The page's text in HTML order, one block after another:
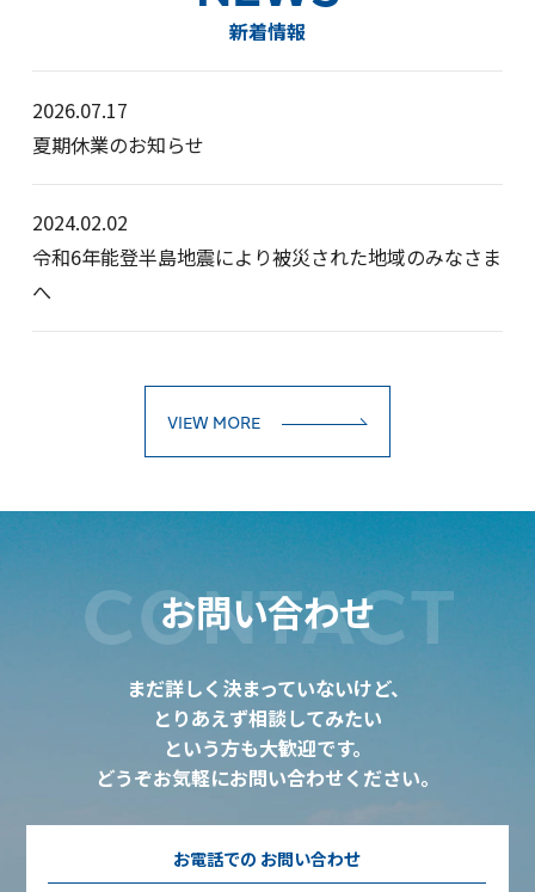
新着情報
2026.07.17
夏期休業のお知らせ
2024.02.02
令和6年能登半島地震により被災された地域のみなさま
へ
VIEW MORE
お問い合わせ
CONTACT
まだ詳しく決まっていないけど、
とりあえず相談してみたい
という方も大歓迎です。
どうぞお気軽にお問い合わせください。
お電話での お問い合わせ